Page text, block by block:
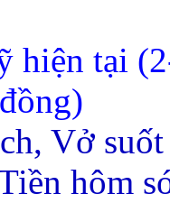
hiện tại
Vở
hôm